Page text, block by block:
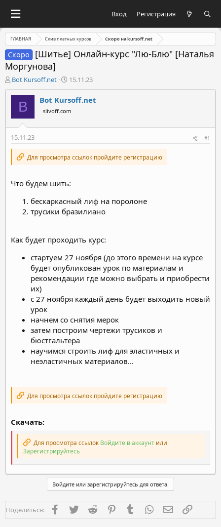
Вход Регистрация
ГЛАВНАЯ Слив платных курсов Скоро на kursoff.net
Скоро
[Шитье] Онлайн-курс "Лю-Блю" [Наталья
Моргунова]
А
в
т
м
ы
Bot Kursoff.net
Д
а
т
а
н
а
а
15.11.23
B Bot Kursoff.net
slivoff.com
15.11.23 #1
Для просмотра ссылок пройдите регистрацию
Что будем шить:
бескаркасный лиф на поролоне
трусики бразилиано
Как будет проходить курс:
стартуем 27 ноября (до этого времени на курсе
будет опубликован урок по материалам и
рекомендации где можно выбрать и приобрести
их)
с 27 ноября каждый день будет выходить новый
урок
начнем со снятия мерок
затем построим чертежи трусиков и
бюстгальтера
научимся строить лиф для эластичных и
неэластичных материалов...
Для просмотра ссылок пройдите регистрацию
Скачать:
Для просмотра ссылок Войдите в аккаунт или
Зарегистрируйтесь
Войдите или зарегистрируйтесь для ответа.
Поделиться: FacebookTwitter Reddit PinterestTumblr WhatsAppЭлектронная